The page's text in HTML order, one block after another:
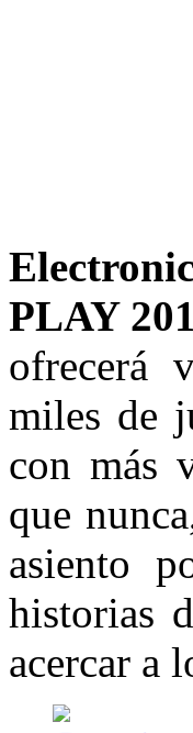
PLAY
ofrecerá
miles de
con más
que
asiento
historias
acercar a